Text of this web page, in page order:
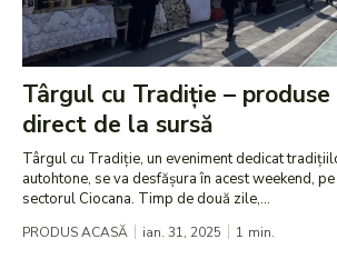
Târgul cu Tradiție –
direct de la sursă
Târgul cu Tradiție, un eveniment dedicat
autohtone, se va desfășura în acest weekend,
sectorul Ciocana. Timp de două zile,...
PRODUS ACASĂ ian. 31, 2025 1 min.